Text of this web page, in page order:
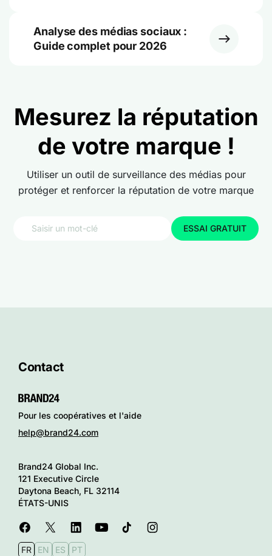
Analyse des médias sociaux :
Guide complet pour 2026
Mesurez la réputation
de votre marque !
Utiliser un outil de surveillance des médias pour
protéger et renforcer la réputation de votre marque
ESSAI GRATUIT
Contact
Pour les coopératives et l'aide
help@brand24.com
Brand24 Global Inc.
121 Executive Circle
Daytona Beach, FL 32114
ÉTATS-UNIS
FR EN ES PT